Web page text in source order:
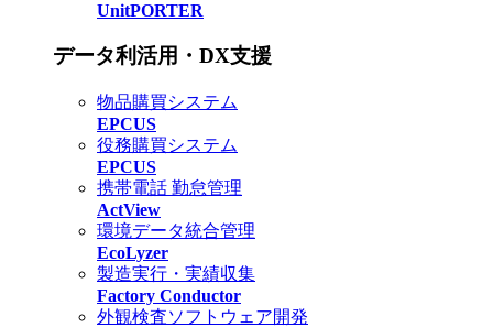
UnitPORTER
データ利活用・DX支援
物品購買システム
EPCUS
役務購買システム
EPCUS
携帯電話 勤怠管理
ActView
環境データ統合管理
EcoLyzer
製造実行・実績収集
Factory Conductor
外観検査ソフトウェア開発